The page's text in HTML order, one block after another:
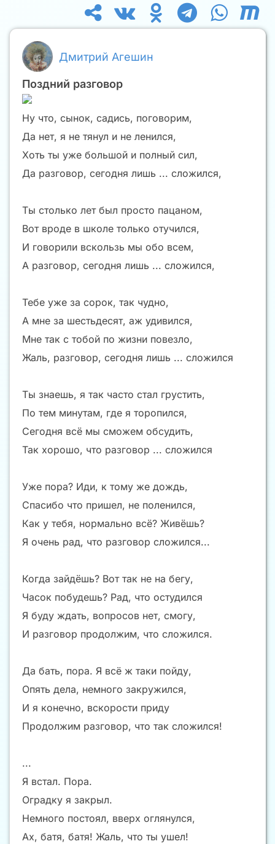
Дмитрий Агешин
Поздний разговор
Ну что, сынок, садись, поговорим,
Да нет, я не тянул и не ленился,
Хоть ты уже большой и полный сил,
Да разговор, сегодня лишь ... сложился,
Ты столько лет был просто пацаном,
Вот вроде в школе только отучился,
И говорили вскользь мы обо всем,
А разговор, сегодня лишь ... сложился,
Тебе уже за сорок, так чудно,
А мне за шестьдесят, аж удивился,
Мне так с тобой по жизни повезло,
Жаль, разговор, сегодня лишь ... сложился
Ты знаешь, я так часто стал грустить,
По тем минутам, где я торопился,
Сегодня всё мы сможем обсудить,
Так хорошо, что разговор ... сложился
Уже пора? Иди, к тому же дождь,
Спасибо что пришел, не поленился,
Как у тебя, нормально всё? Живёшь?
Я очень рад, что разговор сложился...
Когда зайдёшь? Вот так не на бегу,
Часок побудешь? Рад, что остудился
Я буду ждать, вопросов нет, смогу,
И разговор продолжим, что сложился.
Да бать, пора. Я всё ж таки пойду,
Опять дела, немного закружился,
И я конечно, вскорости приду
Продолжим разговор, что так сложился!
...
Я встал. Пора.
Оградку я закрыл.
Немного постоял, вверх оглянулся,
Ах, батя, батя! Жаль, что ты ушел!